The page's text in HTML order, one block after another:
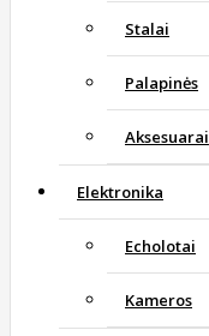
Stalai
Palapinės
Aksesuarai
Elektronika
Echolotai
Kameros